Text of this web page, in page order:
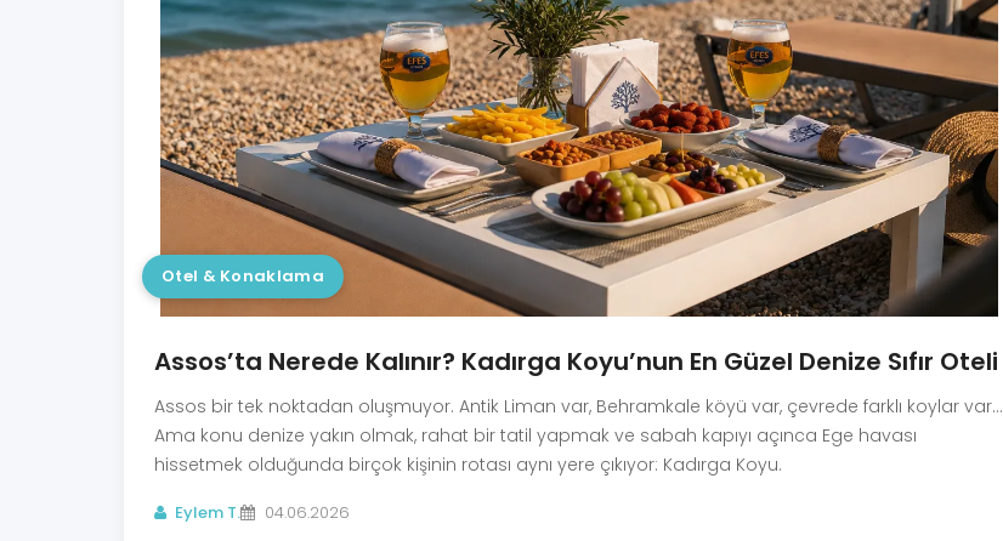
Otel & Konaklama
Assos’ta Nerede Kalınır? Kadırga Koyu’nun En Güzel Denize Sıfır Oteli
Assos bir tek noktadan oluşmuyor. Antik Liman var, Behramkale köyü var, çevrede farklı koylar var...
Ama konu denize yakın olmak, rahat bir tatil yapmak ve sabah kapıyı açınca Ege havası
hissetmek olduğunda birçok kişinin rotası aynı yere çıkıyor: Kadırga Koyu.
Eylem T. 04.06.2026